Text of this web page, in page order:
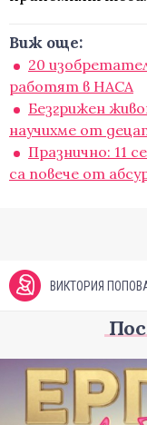
Виж още:
20
работят в НАСА
Безгрижен
научихме от
Празнично: 11
са повече от
ВИКТОРИЯ